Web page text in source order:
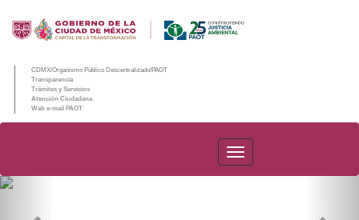
CDMX/Organismo Público Descentralizado/PAOT
Transparencia
Trámites y Servicios
Atención Ciudadana
Web e-mail PAOT
PAOT